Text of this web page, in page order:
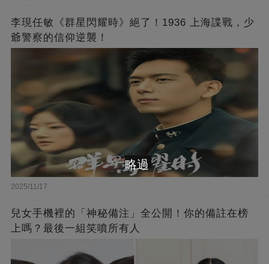
李現任敏《群星閃耀時》絕了！1936 上海諜戰，少
爺警察的信仰逆襲！
2025/11/17
兒女手機裡的「神秘備注」全公開！你的備註在榜
上嗎？最後一組笑噴所有人
略過